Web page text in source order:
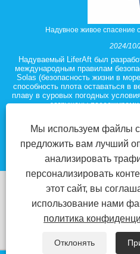
Надувное живое спасение
2024/10/
Надуваемый LiferAft был
международным правилам
Solas (безопасность жизни в
способность плота оставаться в
плаву в суровых погодных
загружены
Copyright @ 2018 Ningbo Zhenhua
Ссылки RSS
Мы используем файлы
предложить вам лучший
анализировать
персонализировать
этот сайт, вы
использование нами
политика
Отклонять